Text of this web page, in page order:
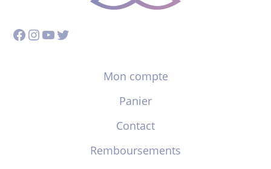
Facebook
Instagram
YouTube
Twitter
Mon compte
Panier
Contact
Remboursements